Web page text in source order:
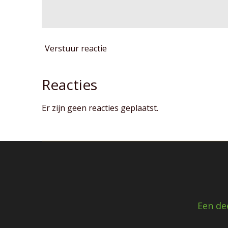
Verstuur reactie
Reacties
Er zijn geen reacties geplaatst.
Een